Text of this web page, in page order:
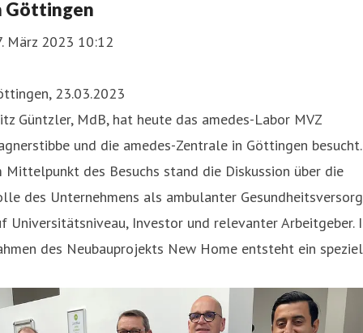
Göttingen
März 2023 10:12
23.03.2023
Güntzler, MdB, hat heute das amedes-Labor MVZ
und die amedes-Zentrale in Göttingen besucht.
Mittelpunkt des Besuchs stand die Diskussion über die
des Unternehmens als ambulanter
Universitätsniveau, Investor und relevanter Arbeitgeber.
des Neubauprojekts New Home entsteht ein